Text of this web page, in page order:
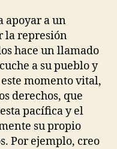
apoyar a un
la represión
hace un llamado
a su pueblo y
momento vital,
derechos, que
pacífica y el
su propio
Por ejemplo, creo